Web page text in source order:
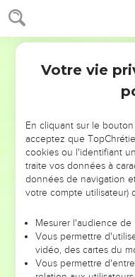
NE MANQUEZ
DE
ET SI LEURS
leur foi ou leur vision.
et les saisons difficiles
sont elles
Votre vie
En cliquant sur le
acceptez que
cookies ou l'identifiant
traite vos données à
données de navigation
votre compte utilisateur)
Mesurer l'audience de
Vous permettre
vidéo, des cartes du
Vous permettre